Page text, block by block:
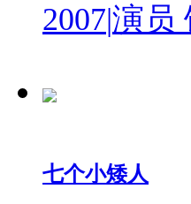
2007|演员
七个小矮人